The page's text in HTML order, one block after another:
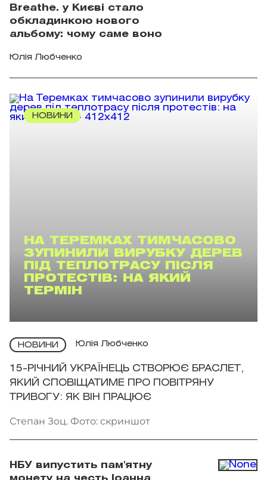
Breathe. у Києві стало
обкладинкою нового
альбому: чому саме воно
Юлія Любченко
НОВИНИ
НА ТЕРЕМКАХ ТИМЧАСОВО
ЗУПИНИЛИ ВИРУБКУ ДЕРЕВ
ПІД ТЕПЛОТРАСУ ПІСЛЯ
ПРОТЕСТІВ: НА ЯКИЙ
ТЕРМІН
НОВИНИ Юлія Любченко
15-РІЧНИЙ УКРАЇНЕЦЬ СТВОРЮЄ БРАСЛЕТ,
ЯКИЙ СПОВІЩАТИМЕ ПРО ПОВІТРЯНУ
ТРИВОГУ: ЯК ВІН ПРАЦЮЄ
Степан Зоц. Фото: скриншот
НБУ випустить пам'ятну